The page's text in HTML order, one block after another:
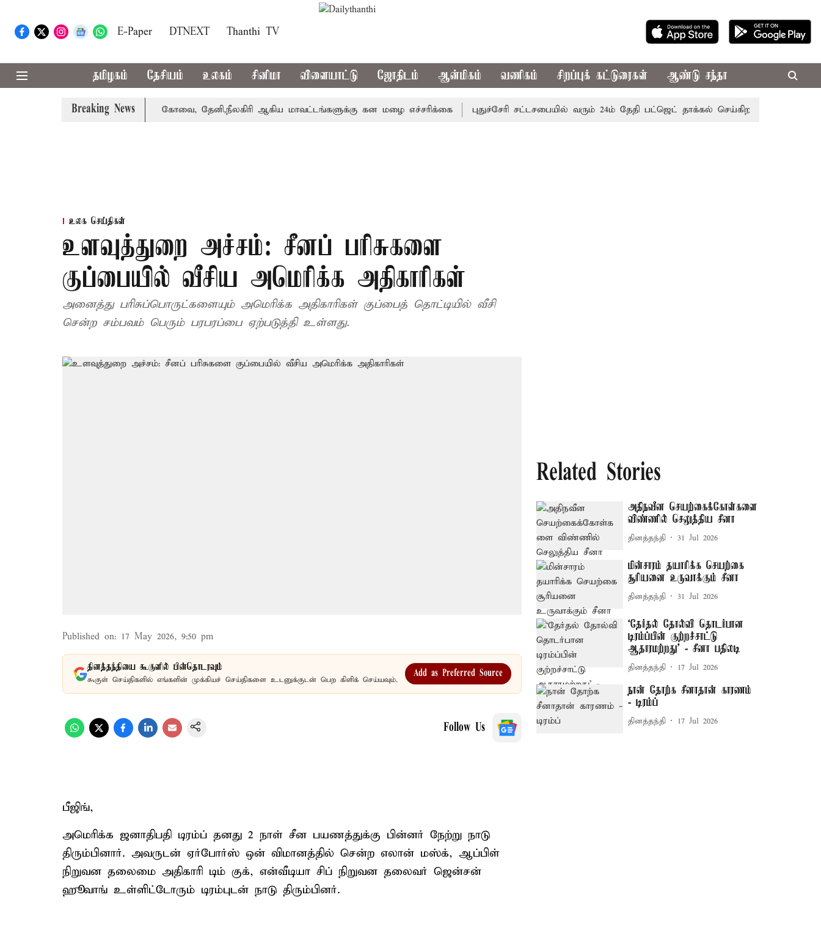
E-Paper DTNEXT Thanthi TV
தமிழகம் தேசியம் உலகம் சினிமா விளையாட்டு ஜோதிடம் ஆன்மிகம் வணிகம் சிறப்புக் கட்டுரைகள் ஆண்டு சந்தா
Breaking News
வாபஸ் பெற்றார் சங்கீதா கோவை, தேனி,நீலகிரி ஆகிய மாவட்டங்களுக்கு கன மழை எச்சரிக்கை புதுச்சேரி சட்டசபையில் வரும் 24ம் தேதி பட்ஜெட் தாக்கல் செய்கிறார் முதல்-அமைச்சர்
உலக செய்திகள்
உளவுத்துறை அச்சம்: சீனப் பரிசுகளை
குப்பையில் வீசிய அமெரிக்க அதிகாரிகள்
அனைத்து பரிசுப்பொருட்களையும் அமெரிக்க அதிகாரிகள் குப்பைத் தொட்டியில் வீசி
சென்ற சம்பவம் பெரும் பரபரப்பை ஏற்படுத்தி உள்ளது.
Published on: 17 May 2026, 9:50 pm
தினத்தந்தியை கூகுளில் பின்தொடரவும்
கூகுள் செய்திகளில் எங்களின் முக்கியச் செய்திகளை உடனுக்குடன் பெற கிளிக் செய்யவும்.
Add as Preferred Source
Follow Us
பீஜிங்,
அமெரிக்க ஜனாதிபதி டிரம்ப் தனது 2 நாள் சீன பயணத்துக்கு பின்னர் நேற்று நாடு
திரும்பினார். அவருடன் ஏர்போர்ஸ் ஒன் விமானத்தில் சென்ற எலான் மஸ்க், ஆப்பிள்
நிறுவன தலைமை அதிகாரி டிம் குக், என்வீடியா சிப் நிறுவன தலைவர் ஜென்சன்
ஹூவாங் உள்ளிட்டோரும் டிரம்புடன் நாடு திரும்பினர்.
Related Stories
அதிநவீன செயற்கைக்கோள்களை
விண்ணில் செலுத்திய சீனா
தினத்தந்தி 31 Jul 2026
மின்சாரம் தயாரிக்க செயற்கை
சூரியனை உருவாக்கும் சீனா
தினத்தந்தி 31 Jul 2026
‘தேர்தல் தோல்வி தொடர்பான
டிரம்ப்பின் குற்றச்சாட்டு
ஆதாரமற்றது’ - சீனா பதிலடி
தினத்தந்தி 17 Jul 2026
நான் தோற்க சீனாதான் காரணம்
- டிரம்ப்
தினத்தந்தி 17 Jul 2026